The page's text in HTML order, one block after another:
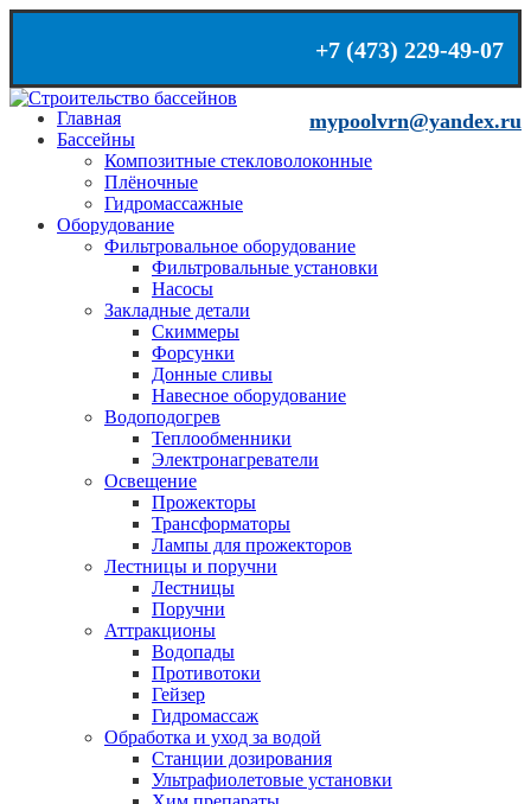
+7 (473) 229-49-07
mypoolvrn@yandex.ru
mypoolvrn@yandex.ru
Главная
Бассейны
Композитные стекловолоконные
Плёночные
Гидромассажные
Оборудование
Фильтровальное оборудование
Фильтровальные установки
Насосы
Закладные детали
Скиммеры
Форсунки
Донные сливы
Навесное оборудование
Водоподогрев
Теплообменники
Электронагреватели
Освещение
Прожекторы
Трансформаторы
Лампы для прожекторов
Лестницы и поручни
Лестницы
Поручни
Аттракционы
Водопады
Противотоки
Гейзер
Гидромассаж
Обработка и уход за водой
Станции дозирования
Ультрафиолетовые установки